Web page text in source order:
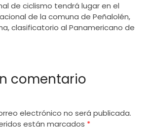
de ciclismo tendrá lugar en el
de la comuna de Peñalolén,
clasificatorio al Panamericano de
comentario
electrónico no será publicada.
están marcados *